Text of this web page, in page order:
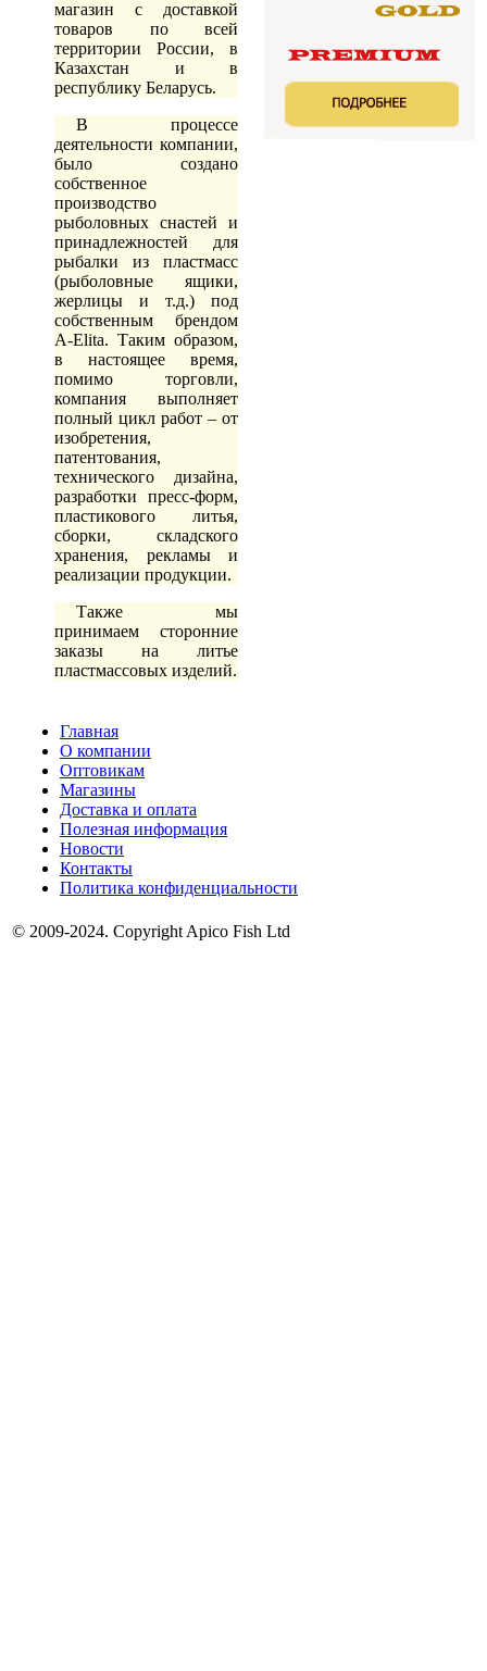
магазин с доставкой
товаров по всей
территории России, в
Казахстан и в
республику Беларусь.
В процессе
деятельности компании,
было создано
собственное
производство
рыболовных снастей и
принадлежностей для
рыбалки из пластмасс
(рыболовные ящики,
жерлицы и т.д.) под
собственным брендом
А-Elita. Таким образом,
в настоящее время,
помимо торговли,
компания выполняет
полный цикл работ – от
изобретения,
патентования,
технического дизайна,
разработки пресс-форм,
пластикового литья,
сборки, складского
хранения, рекламы и
реализации продукции.
Также мы
принимаем сторонние
заказы на литье
пластмассовых изделий.
Главная
О компании
Оптовикам
Магазины
Доставка и оплата
Полезная информация
Новости
Контакты
Политика конфиденциальности
© 2009-2024. Copyright Apico Fish Ltd